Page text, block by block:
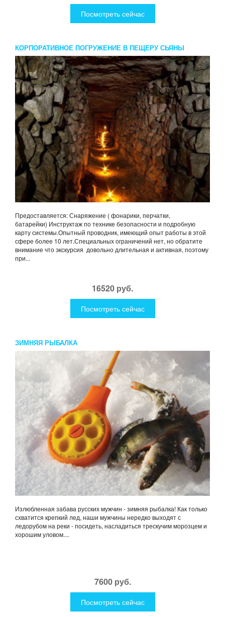
Посмотреть сейчас
КОРПОРАТИВНОЕ ПОГРУЖЕНИЕ В ПЕЩЕРУ СЬЯНЫ
Предоставляется: Снаряжение ( фонарики, перчатки,
батарейки) Инструктаж по технике безопасности и подробную
карту системы.Опытный проводник, имеющий опыт работы в этой
сфере более 10 лет.Специальных ограничений нет, но обратите
внимание что экскурсия довольно длительная и активная, поэтому
при...
16520 руб.
Посмотреть сейчас
ЗИМНЯЯ РЫБАЛКА
Излюбленная забава русских мужчин - зимняя рыбалка! Как только
схватится крепкий лед, наши мужчины нередко выходят с
ледорубом на реки - посидеть, насладиться трескучим морозцем и
хорошим уловом....
7600 руб.
Посмотреть сейчас